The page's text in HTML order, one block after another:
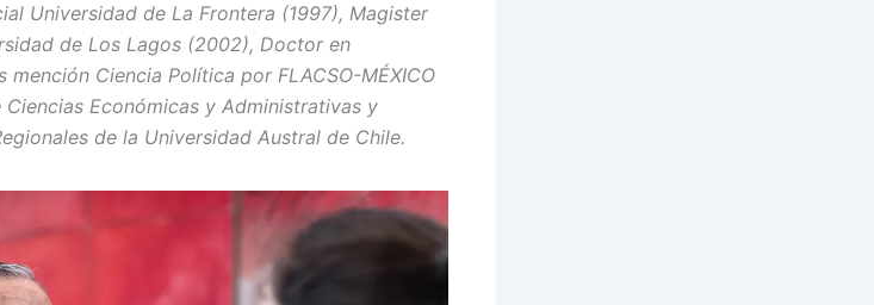
Universidad de La Frontera (1997), Magister
de Los Lagos (2002), Doctor en
Ciencia Política por FLACSO-MÉXICO
Económicas y Administrativas y
de la Universidad Austral de Chile.